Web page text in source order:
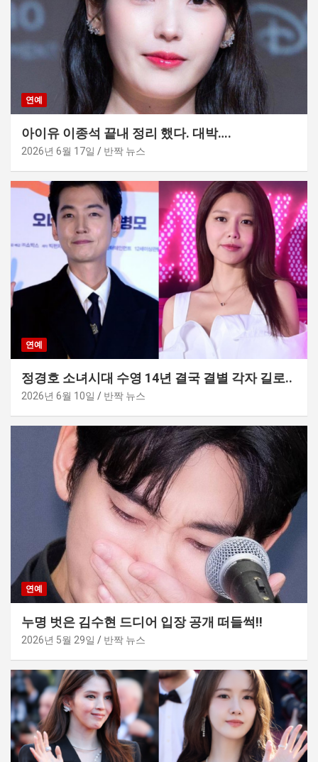
연예
아이유 이종석 끝내 정리 했다. 대박….
2026년 6월 17일 반짝 뉴스
연예
정경호 소녀시대 수영 14년 결국 결별 각자 길로..
2026년 6월 10일 반짝 뉴스
연예
누명 벗은 김수현 드디어 입장 공개 떠들썩!!
2026년 5월 29일 반짝 뉴스